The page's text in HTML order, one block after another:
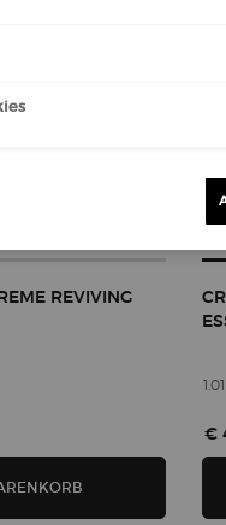
REVIVING
CREMA NERA
€